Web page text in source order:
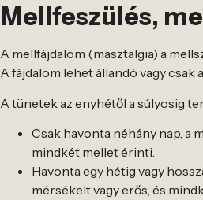
Mellfeszülés,
A mellfájdalom (masztalgia) a
A fájdalom lehet állandó vagy
A tünetek az enyhétől a súlyosig
Csak havonta néhány nap, a
mindkét mellet érinti.
Havonta egy hétig vagy
mérsékelt vagy erős, és